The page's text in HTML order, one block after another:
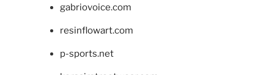
gabriovoice.com
resinflowart.com
p-sports.net